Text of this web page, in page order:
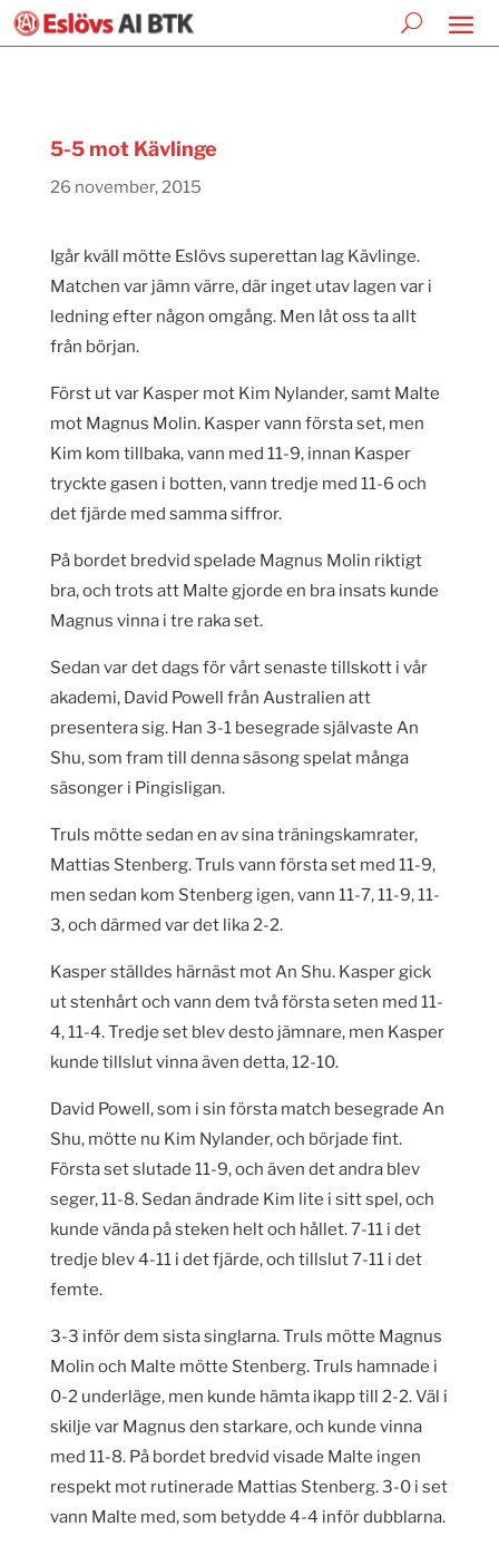
5-5 mot Kävlinge
26 november, 2015
Igår kväll mötte Eslövs superettan lag Kävlinge.
Matchen var jämn värre, där inget utav lagen var i
ledning efter någon omgång. Men låt oss ta allt
från början.
Först ut var Kasper mot Kim Nylander, samt Malte
mot Magnus Molin. Kasper vann första set, men
Kim kom tillbaka, vann med 11-9, innan Kasper
tryckte gasen i botten, vann tredje med 11-6 och
det fjärde med samma siffror.
På bordet bredvid spelade Magnus Molin riktigt
bra, och trots att Malte gjorde en bra insats kunde
Magnus vinna i tre raka set.
Sedan var det dags för vårt senaste tillskott i vår
akademi, David Powell från Australien att
presentera sig. Han 3-1 besegrade självaste An
Shu, som fram till denna säsong spelat många
säsonger i Pingisligan.
Truls mötte sedan en av sina träningskamrater,
Mattias Stenberg. Truls vann första set med 11-9,
men sedan kom Stenberg igen, vann 11-7, 11-9, 11-
3, och därmed var det lika 2-2.
Kasper ställdes härnäst mot An Shu. Kasper gick
ut stenhårt och vann dem två första seten med 11-
4, 11-4. Tredje set blev desto jämnare, men Kasper
kunde tillslut vinna även detta, 12-10.
David Powell, som i sin första match besegrade An
Shu, mötte nu Kim Nylander, och började fint.
Första set slutade 11-9, och även det andra blev
seger, 11-8. Sedan ändrade Kim lite i sitt spel, och
kunde vända på steken helt och hållet. 7-11 i det
tredje blev 4-11 i det fjärde, och tillslut 7-11 i det
femte.
3-3 inför dem sista singlarna. Truls mötte Magnus
Molin och Malte mötte Stenberg. Truls hamnade i
0-2 underläge, men kunde hämta ikapp till 2-2. Väl i
skilje var Magnus den starkare, och kunde vinna
med 11-8. På bordet bredvid visade Malte ingen
respekt mot rutinerade Mattias Stenberg. 3-0 i set
vann Malte med, som betydde 4-4 inför dubblarna.